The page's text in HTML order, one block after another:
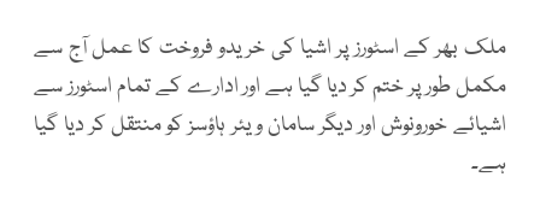
ملک بھر کے اسٹورز پر اشیا کی خریدو فروخت کا عمل آج سے
مکمل طور پر ختم کر دیا گیا ہے اور ادارے کے تمام اسٹورز سے
اشیائے خورونوش اور دیگر سامان ویئر ہاؤسز کو منتقل کر دیا گیا
ہے۔